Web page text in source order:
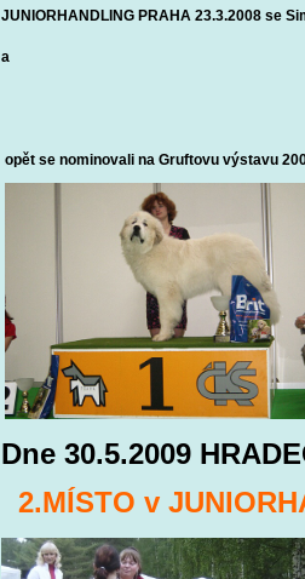
JUNIORHANDLING PRAHA 23.3.2008 se
a
opět se nominovali na Gruftovu výstavu
Dne 30.5.2009
2.MÍSTO v